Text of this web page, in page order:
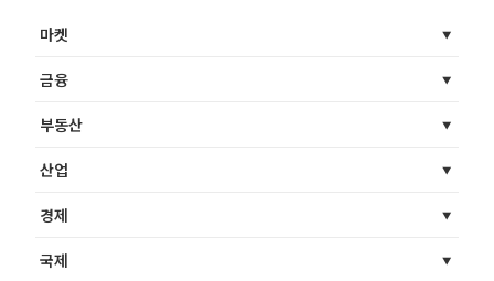
마켓
금융
부동산
산업
경제
국제